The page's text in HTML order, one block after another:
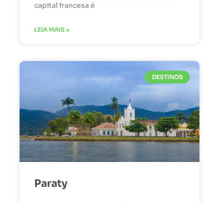
capital francesa é
LEIA MAIS »
DESTINOS
Paraty